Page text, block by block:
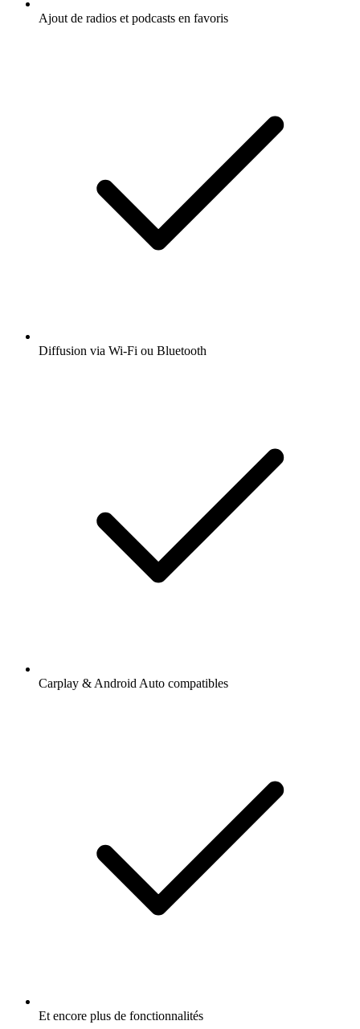
Ajout de radios et podcasts en favoris
Diffusion via Wi-Fi ou Bluetooth
Carplay & Android Auto compatibles
Et encore plus de fonctionnalités